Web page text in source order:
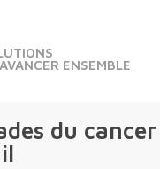
AVANCER ENSEMBLE
du cancer